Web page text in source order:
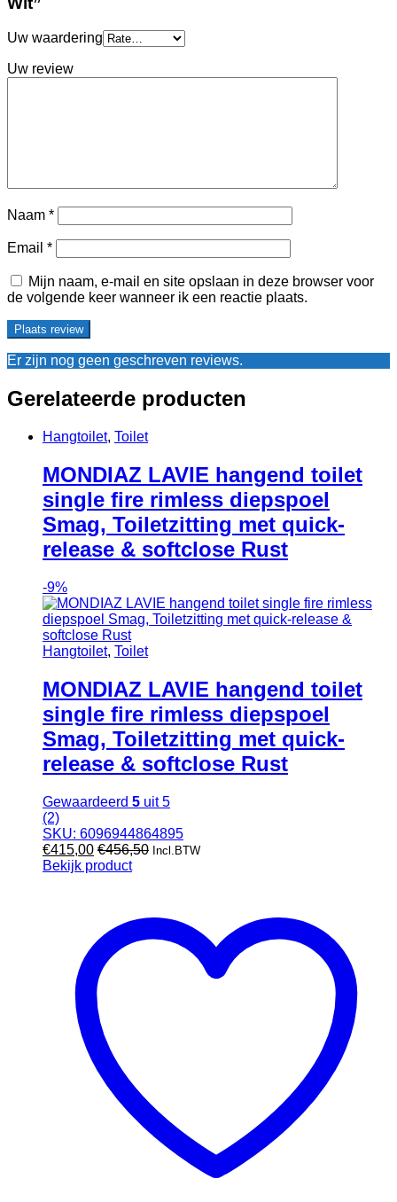
Uw waardering
Uw review
Naam *
Email *
Mijn naam, e-mail en site opslaan in deze browser voor
de volgende keer wanneer ik een reactie plaats.
Er zijn nog geen geschreven reviews.
Gerelateerde producten
Hangtoilet, Toilet
MONDIAZ LAVIE hangend toilet
single fire rimless diepspoel
Smag, Toiletzitting met quick-
release & softclose Rust
-9%
Hangtoilet, Toilet
MONDIAZ LAVIE hangend toilet
single fire rimless diepspoel
Smag, Toiletzitting met quick-
release & softclose Rust
Gewaardeerd 5 uit 5
(2)
SKU: 6096944864895
€415,00 €456,50 Incl.BTW
Bekijk product